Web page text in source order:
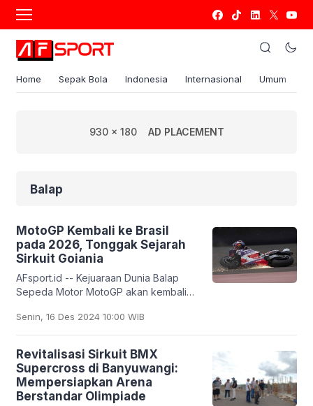
Home Sepak Bola Indonesia Internasional Umum
930 x 180 AD PLACEMENT
Balap
MotoGP Kembali ke Brasil
pada 2026, Tonggak Sejarah
Sirkuit Goiania
AFsport.id -- Kejuaraan Dunia Balap
Sepeda Motor MotoGP akan kembali
Senna di Brasil, pada tahun 2026
hingga 2030.
Senin, 16 Des 2024 10:00 WIB
Revitalisasi Sirkuit BMX
Supercross di Banyuwangi:
Mempersiapkan Arena
Berstandar Olimpiade